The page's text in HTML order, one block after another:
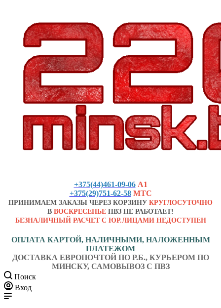
+375(44)461-09-06 А1
+375(29)751-62-58 МТС
ПРИНИМАЕМ ЗАКАЗЫ ЧЕРЕЗ КОРЗИНУ КРУГЛОСУТОЧНО
В ВОСКРЕСЕНЬЕ ПВЗ НЕ РАБОТАЕТ!
БЕЗНАЛИЧНЫЙ РАСЧЕТ С ЮР.ЛИЦАМИ НЕДОСТУПЕН
ОПЛАТА КАРТОЙ, НАЛИЧНЫМИ, НАЛОЖЕННЫМ
ПЛАТЕЖОМ
ДОСТАВКА ЕВРОПОЧТОЙ ПО Р.Б., КУРЬЕРОМ ПО
МИНСКУ, САМОВЫВОЗ С ПВЗ
Поиск
Вход